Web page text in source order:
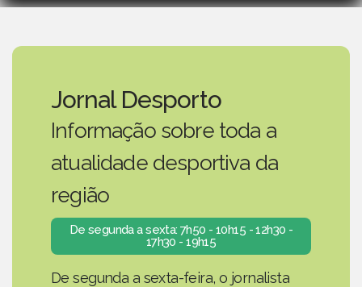
Jornal Desporto
Informação sobre toda a
atualidade desportiva da
região
De segunda a sexta: 7h50 - 10h15 - 12h30 -
17h30 - 19h15
De segunda a sexta-feira, o jornalista